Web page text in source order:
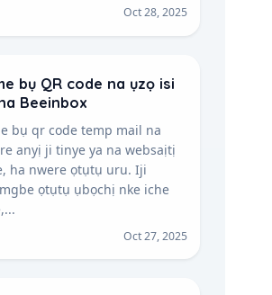
Oct 28, 2025
bụ QR code na ụzọ isi
Beeinbox
bụ qr code temp mail na
anyị ji tinye ya na websaịtị
ha nwere ọtụtụ uru. Iji
ọtụtụ ụbọchị nke iche
Oct 27, 2025